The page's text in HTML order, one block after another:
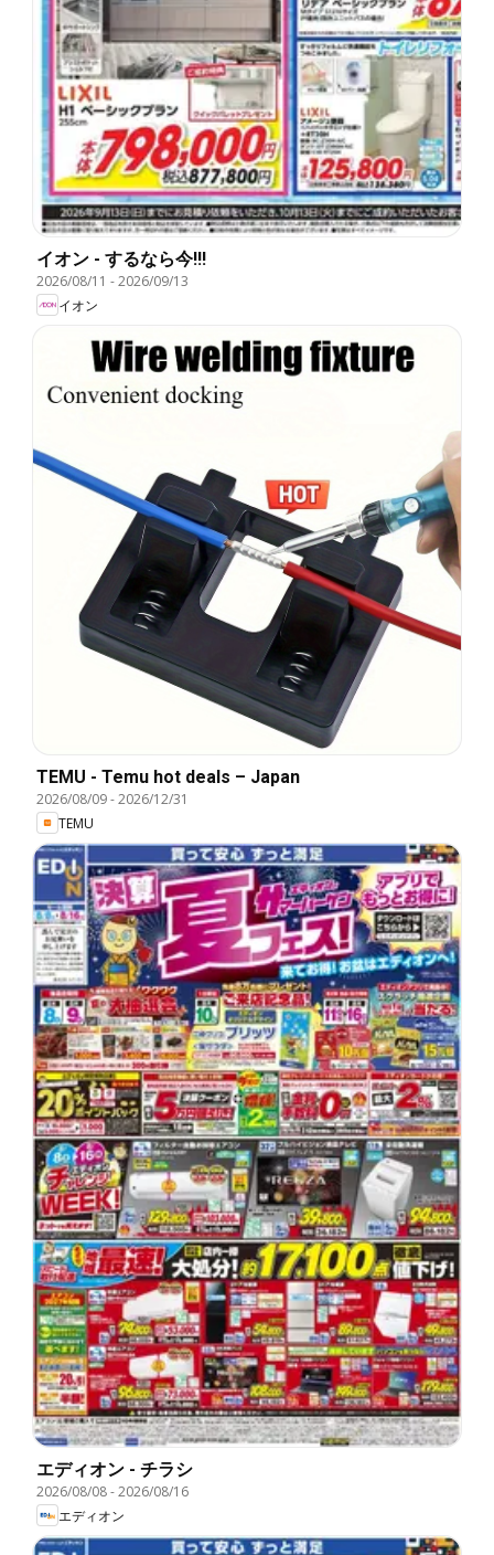
イオン - するなら今!!!
2026/08/11 -2026/09/13
イオン
TEMU - Temu hot deals – Japan
2026/08/09-2026/12/31
TEMU
エディオン - チラシ
2026/08/08-2026/08/16
エディオン